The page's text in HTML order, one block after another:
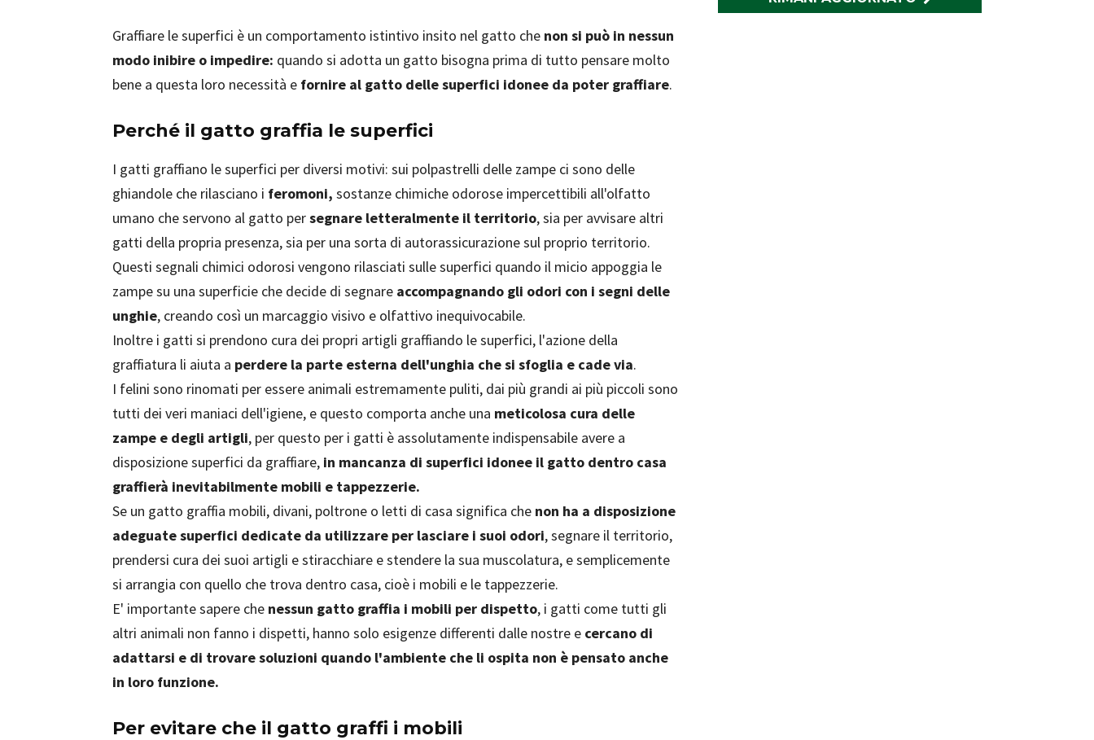
Graffiare le superfici è un comportamento istintivo insito nel gatto che non si può in nessun
modo inibire o impedire: quando si adotta un gatto bisogna prima di tutto pensare molto
bene a questa loro necessità e fornire al gatto delle superfici idonee da poter graffiare.
Perché il gatto graffia le superfici
I gatti graffiano le superfici per diversi motivi: sui polpastrelli delle zampe ci sono delle
ghiandole che rilasciano i feromoni, sostanze chimiche odorose impercettibili all'olfatto
umano che servono al gatto persegnare letteralmente il territorio, sia per avvisare altri
gatti della propria presenza, sia per una sorta di autorassicurazione sul proprio territorio.
Questi segnali chimici odorosi vengono rilasciati sulle superfici quando il micio appoggia le
zampe su una superficie che decide di segnare accompagnando gli odori con i segni delle
unghie, creando così un marcaggio visivo e olfattivo inequivocabile.
Inoltre i gatti si prendono cura dei propri artigli graffiando le superfici, l'azione della
graffiatura li aiuta a perdere la parte esterna dell'unghia che si sfoglia e cade via.
I felini sono rinomati per essere animali estremamente puliti, dai più grandi ai più piccoli sono
tutti dei veri maniaci dell'igiene, e questo comporta anche una meticolosa cura delle
zampe e degli artigli, per questo per i gatti è assolutamente indispensabile avere a
disposizione superfici da graffiare, in mancanza di superfici idonee il gatto dentro casa
graffierà inevitabilmente mobili e tappezzerie.
Se un gatto graffia mobili, divani, poltrone o letti di casa significa che non ha a disposizione
adeguate superfici dedicate da utilizzare per lasciare i suoi odori, segnare il territorio,
prendersi cura dei suoi artigli e stiracchiare e stendere la sua muscolatura, e semplicemente
si arrangia con quello che trova dentro casa, cioè i mobili e le tappezzerie.
E' importante sapere che nessun gatto graffia i mobili per dispetto, i gatti come tutti gli
altri animali non fanno i dispetti, hanno solo esigenze differenti dalle nostre e cercano di
adattarsi e di trovare soluzioni quando l'ambiente che li ospita non è pensato anche
in loro funzione.
Per evitare che il gatto graffi i mobili